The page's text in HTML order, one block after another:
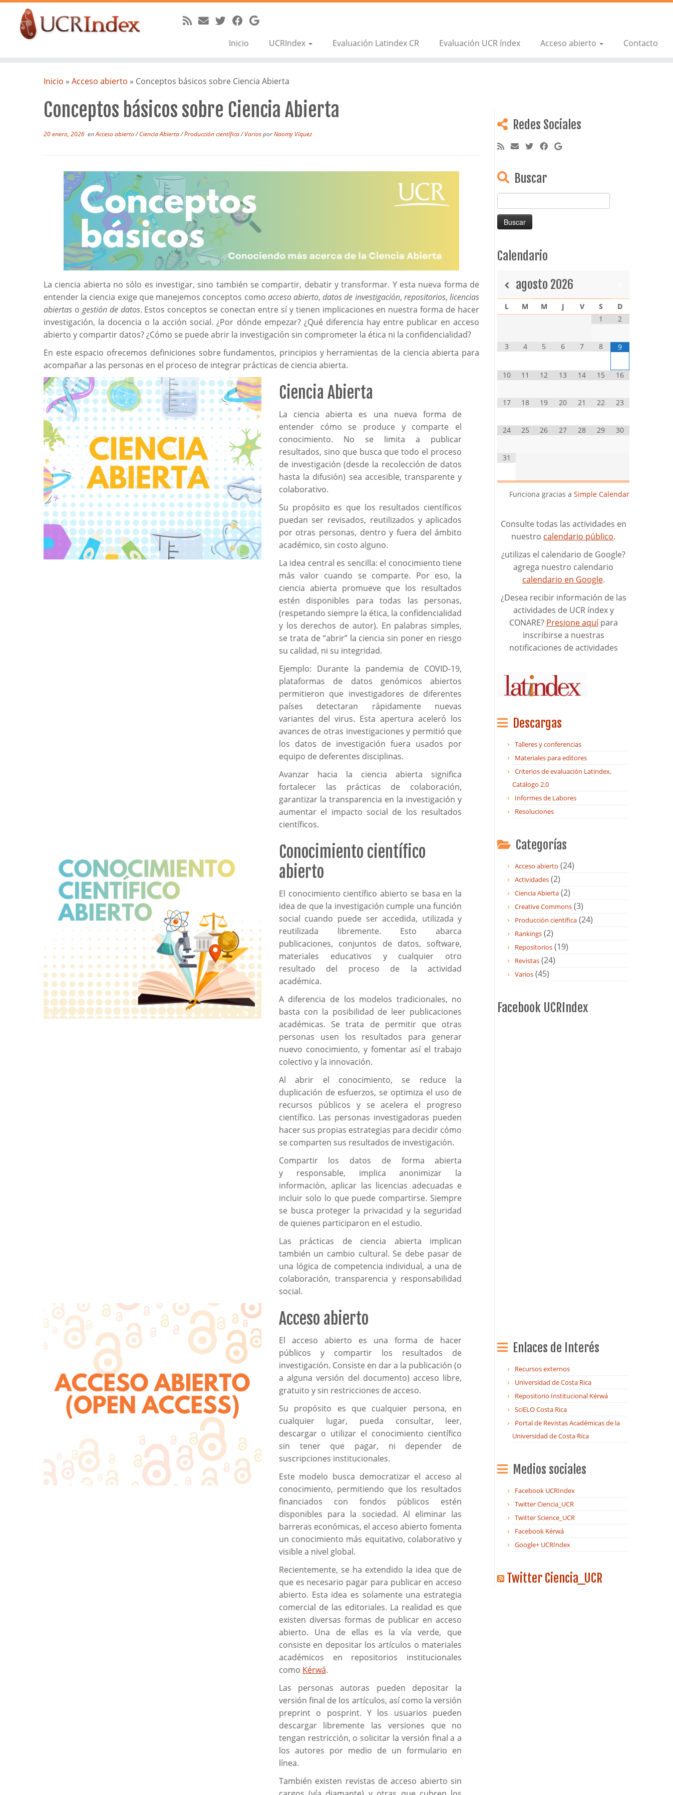
Inicio UCRIndex Evaluación Latindex CR Evaluación UCR índex Acceso abierto Contacto
Inicio » Acceso abierto » Conceptos básicos sobre Ciencia Abierta
Conceptos básicos sobre Ciencia Abierta
20 enero, 2026 enAcceso abierto/Ciencia Abierta/Producción científica/VariosporNaomy Víquez
La ciencia abierta no sólo es investigar, sino también se compartir, debatir y transformar. Y esta nueva forma de
entender la ciencia exige que manejemos conceptos como acceso abierto,datos de investigación, repositorios,licencias
abiertas o gestión de datos. Estos conceptos se conectan entre sí y tienen implicaciones en nuestra forma de hacer
investigación, la docencia o la acción social. ¿Por dónde empezar? ¿Qué diferencia hay entre publicar en acceso
abierto y compartir datos? ¿Cómo se puede abrir la investigación sin comprometer la ética ni la confidencialidad?
En este espacio ofrecemos definiciones sobre fundamentos, principios y herramientas de la ciencia abierta para
acompañar a las personas en el proceso de integrar prácticas de ciencia abierta.
Ciencia Abierta
La ciencia abierta es una nueva forma de
entender cómo se produce y comparte el
conocimiento. No se limita a publicar
resultados, sino que busca que todo el proceso
de investigación (desde la recolección de datos
hasta la difusión) sea accesible, transparente y
colaborativo.
Su propósito es que los resultados científicos
puedan ser revisados, reutilizados y aplicados
por otras personas, dentro y fuera del ámbito
académico, sin costo alguno.
La idea central es sencilla: el conocimiento tiene
más valor cuando se comparte. Por eso, la
ciencia abierta promueve que los resultados
estén disponibles para todas las personas,
(respetando siempre la ética, la confidencialidad
y los derechos de autor). En palabras simples,
se trata de “abrir” la ciencia sin poner en riesgo
su calidad, ni su integridad.
Ejemplo: Durante la pandemia de COVID-19,
plataformas de datos genómicos abiertos
permitieron que investigadores de diferentes
países detectaran rápidamente nuevas
variantes del virus. Esta apertura aceleró los
avances de otras investigaciones y permitió que
los datos de investigación fuera usados por
equipo de deferentes disciplinas.
Avanzar hacia la ciencia abierta significa
fortalecer las prácticas de colaboración,
garantizar la transparencia en la investigación y
aumentar el impacto social de los resultados
científicos.
Conocimiento científico
abierto
El conocimiento científico abierto se basa en la
idea de que la investigación cumple una función
social cuando puede ser accedida, utilizada y
reutilizada libremente. Esto abarca
publicaciones, conjuntos de datos, software,
materiales educativos y cualquier otro
resultado del proceso de la actividad
académica.
A diferencia de los modelos tradicionales, no
basta con la posibilidad de leer publicaciones
académicas. Se trata de permitir que otras
personas usen los resultados para generar
nuevo conocimiento, y fomentar así el trabajo
colectivo y la innovación.
Al abrir el conocimiento, se reduce la
duplicación de esfuerzos, se optimiza el uso de
recursos públicos y se acelera el progreso
científico. Las personas investigadoras pueden
hacer sus propias estrategias para decidir cómo
se comparten sus resultados de investigación.
Compartir los datos de forma abierta
y responsable, implica anonimizar la
información, aplicar las licencias adecuadas e
incluir solo lo que puede compartirse. Siempre
se busca proteger la privacidad y la seguridad
de quienes participaron en el estudio.
Las prácticas de ciencia abierta implican
también un cambio cultural. Se debe pasar de
una lógica de competencia individual, a una de
colaboración, transparencia y responsabilidad
social.
Acceso abierto
El acceso abierto es una forma de hacer
públicos y compartir los resultados de
investigación. Consiste en dar a la publicación (o
a alguna versión del documento) acceso libre,
gratuito y sin restricciones de acceso.
Su propósito es que cualquier persona, en
cualquier lugar, pueda consultar, leer,
descargar o utilizar el conocimiento científico
sin tener que pagar, ni depender de
suscripciones institucionales.
Este modelo busca democratizar el acceso al
conocimiento, permitiendo que los resultados
financiados con fondos públicos estén
disponibles para la sociedad. Al eliminar las
barreras económicas, el acceso abierto fomenta
un conocimiento más equitativo, colaborativo y
visible a nivel global.
Recientemente, se ha extendido la idea que de
que es necesario pagar para publicar en acceso
abierto. Esta idea es solamente una estrategia
comercial de las editoriales. La realidad es que
existen diversas formas de publicar en acceso
abierto. Una de ellas es la vía verde, que
consiste en depositar los artículos o materiales
académicos en repositorios institucionales
como Kérwá.
Las personas autoras pueden depositar la
versión final de los artículos, así como la versión
preprint o posprint. Y los usuarios pueden
descargar libremente las versiones que no
tengan restricción, o solicitar la versión final a a
los autores por medio de un formulario en
línea.
También existen revistas de acceso abierto sin
Redes Sociales
Buscar
Buscar:
Calendario
agosto 2026
L M M J V S
D
1
2
3 4 5 6 7 8 9
10 11 12 13 14 15 16
17 18 19 20 21 22 23
24 25 26 27 28 29 30
31
Funciona gracias a Simple Calendar
Consulte todas las actividades en
nuestro calendario público.
¿utilizas el calendario de Google?
agrega nuestro calendario
calendario en Google.
¿Desea recibir información de las
actividades de UCR índex y
CONARE? Presione aquípara
inscribirse a nuestras
notificaciones de actividades
Descargas
Talleres y conferencias
Materiales para editores
Criterios de evaluación Latindex,
Catálogo 2.0
Informes de Labores
Resoluciones
Categorías
Acceso abierto (24)
Actividades (2)
Ciencia Abierta (2)
Creative Commons (3)
Producción científica (24)
Rankings (2)
Repositorios (19)
Revistas (24)
Varios (45)
Facebook UCRIndex
Enlaces de Interés
Recursos externos
Universidad de Costa Rica
Repositorio Institucional Kérwá
SciELO Costa Rica
Portal de Revistas Académicas de la
Universidad de Costa Rica
Medios sociales
Facebook UCRIndex
Twitter Ciencia_UCR
Twitter Science_UCR
Facebook Kérwá
Google+ UCRIndex
Twitter Ciencia_UCR